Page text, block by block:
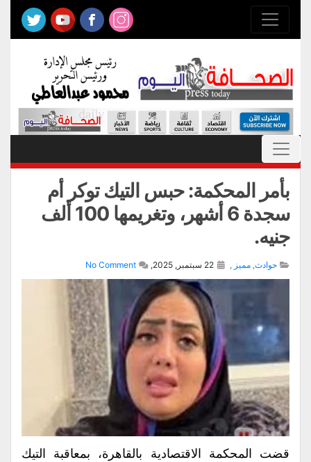
بأمر المحكمة: حبس التيك توكر أم
سجدة 6 أشهر، وتغريمها 100 ألف
جنيه.
حوادث, مميز ,
No Comment
قضت المحكمة الاقتصادية بالقاهرة، بمعاقبة التيك